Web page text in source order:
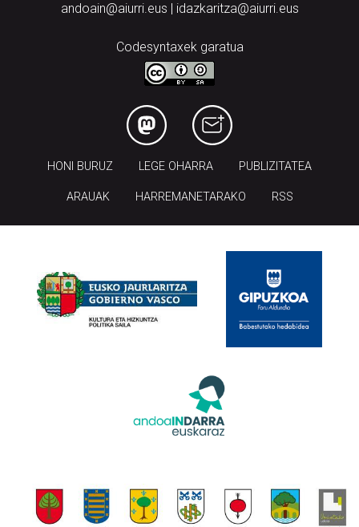
andoain@aiurri.eus | idazkaritza@aiurri.eus
Codesyntaxek garatua
HONI BURUZ LEGE OHARRA PUBLIZITATEA
ARAUAK HARREMANETARAKO RSS